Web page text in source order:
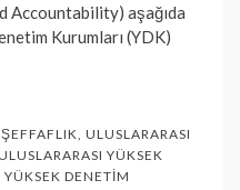
Accountability) aşağıda
Kurumları (YDK)
ŞEFFAFLIK, ULUSLARARASI
YÜKSEK
YÜKSEK DENETIM